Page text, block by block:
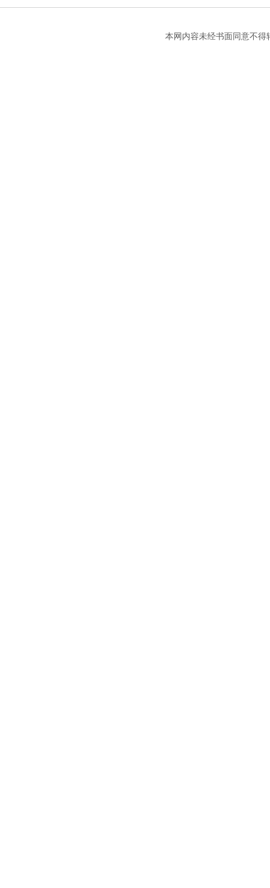
本网内容未经书面同意不得